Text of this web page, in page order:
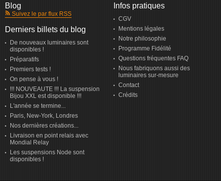
Blog
Suivez le par flux RSS
Derniers billets du blog
De nouveaux luminaires sont
disponibles !
Préparatifs
Premiers tests !
On pense à vous !
!!! NOUVEAUTE !!! La suspension
Bijou XXL est disponible !!!
L'année se termine...
Paris, New-York, Londres
Nos dernières créations...
Livraison en point relais avec
Mondial Relay
Les suspensions Node sont
disponibles !
Infos pratiques
CGV
Mentions légales
Notre philosophie
Programme Fidélité
Questions fréquentes FAQ
Nous fabriquons aussi des
luminaires sur-mesure
Contact
Crédits